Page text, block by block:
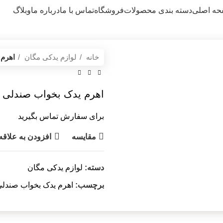
اصلیدسته بندی محصولاتفروشگاهتماس با مادرباره ماوبلاگ
خانه لوازم یدکی مگان
اهرم یدک بخواب صندلی
برای سفارش تماس بگیرید
مقایسه افزودن به
دسته: لوازم یدکی مگان
برچسب: اهرم یدک بخواب